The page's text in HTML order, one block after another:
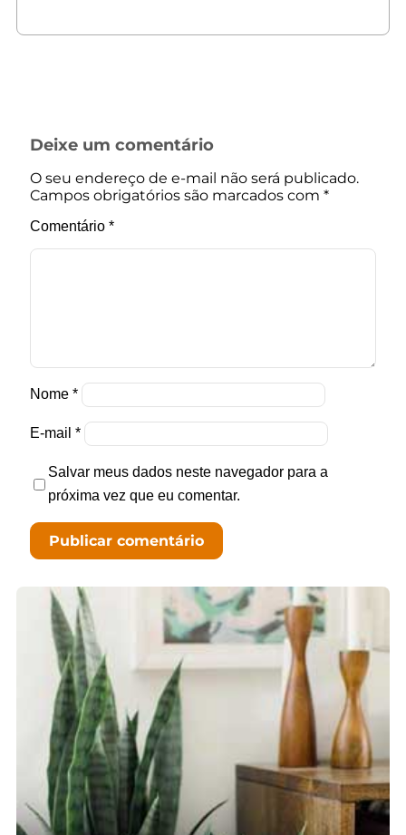
Deixe um comentário
O seu endereço de e-mail não será publicado.
Campos obrigatórios são marcados com *
Comentário *
Nome *
E-mail *
Salvar meus dados neste navegador para a
próxima vez que eu comentar.